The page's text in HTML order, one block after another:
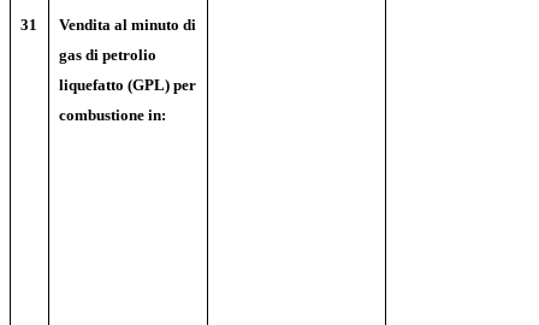
31
Vendita al minuto di
gas di petrolio
liquefatto (GPL) per
combustione in: